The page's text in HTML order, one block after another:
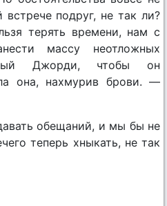
встрече подруг, не так ли?
терять времени, нам с
массу неотложных
Джорди, чтобы он
она, нахмурив брови. —
обещаний, и мы бы не
теперь хныкать, не так